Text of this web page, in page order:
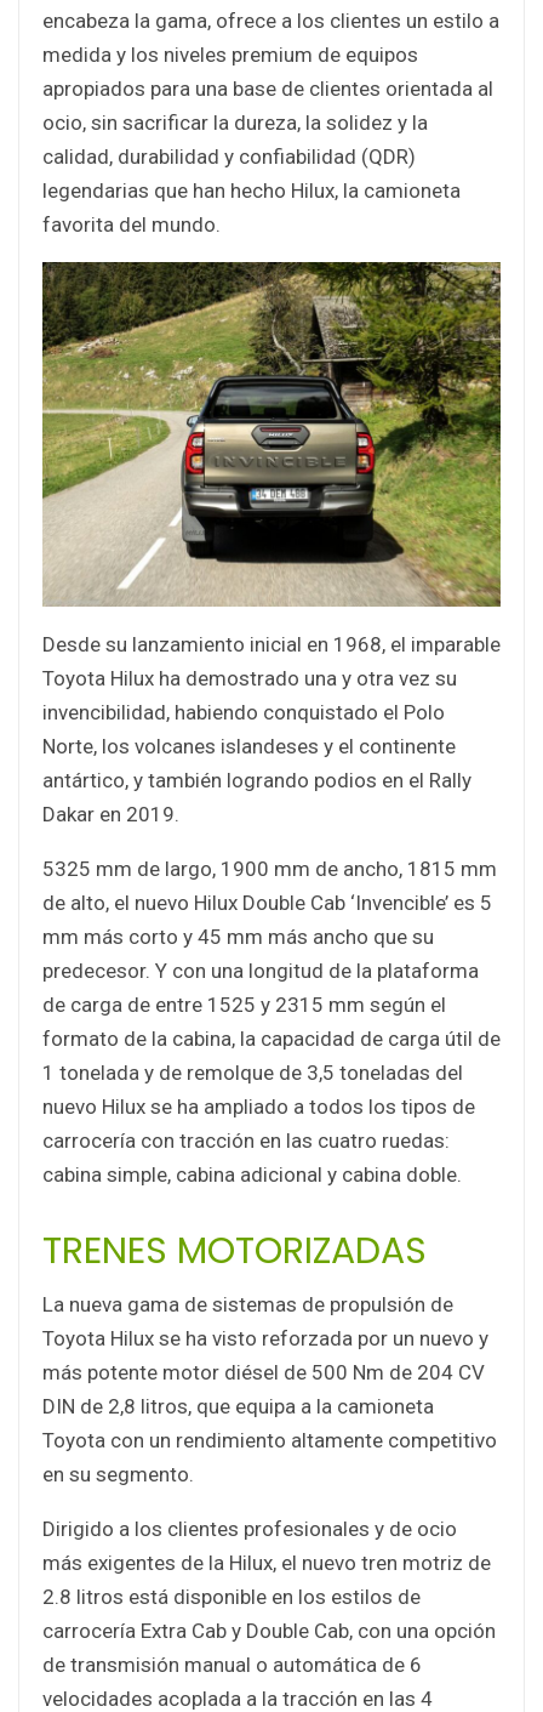
encabeza la gama, ofrece a los clientes un estilo a
medida y los niveles premium de equipos
apropiados para una base de clientes orientada al
ocio, sin sacrificar la dureza, la solidez y la
calidad, durabilidad y confiabilidad (QDR)
legendarias que han hecho Hilux, la camioneta
favorita del mundo.
Desde su lanzamiento inicial en 1968, el imparable
Toyota Hilux ha demostrado una y otra vez su
invencibilidad, habiendo conquistado el Polo
Norte, los volcanes islandeses y el continente
antártico, y también logrando podios en el Rally
Dakar en 2019.
5325 mm de largo, 1900 mm de ancho, 1815 mm
de alto, el nuevo Hilux Double Cab ‘Invencible’ es 5
mm más corto y 45 mm más ancho que su
predecesor. Y con una longitud de la plataforma
de carga de entre 1525 y 2315 mm según el
formato de la cabina, la capacidad de carga útil de
1 tonelada y de remolque de 3,5 toneladas del
nuevo Hilux se ha ampliado a todos los tipos de
carrocería con tracción en las cuatro ruedas:
cabina simple, cabina adicional y cabina doble.
TRENES MOTORIZADAS
La nueva gama de sistemas de propulsión de
Toyota Hilux se ha visto reforzada por un nuevo y
más potente motor diésel de 500 Nm de 204 CV
DIN de 2,8 litros, que equipa a la camioneta
Toyota con un rendimiento altamente competitivo
en su segmento.
Dirigido a los clientes profesionales y de ocio
más exigentes de la Hilux, el nuevo tren motriz de
2.8 litros está disponible en los estilos de
carrocería Extra Cab y Double Cab, con una opción
de transmisión manual o automática de 6
velocidades acoplada a la tracción en las 4